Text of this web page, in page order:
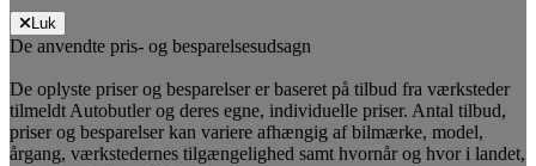
Luk
De anvendte pris- og besparelsesudsagn
De oplyste priser og besparelser er baseret på tilbud fra værksteder
tilmeldt Autobutler og deres egne, individuelle priser. Antal tilbud,
priser og besparelser kan variere afhængig af bilmærke, model,
årgang, værkstedernes tilgængelighed samt hvornår og hvor i landet,